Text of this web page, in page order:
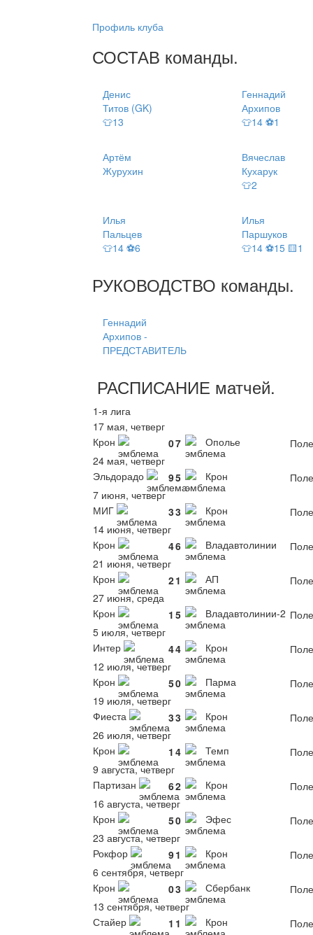
Профиль клуба
СОСТАВ команды.
Денис
Титов (GK)
👕13
Геннадий
Архипов
👕14 ⚽1
Артём
Журухин
Вячеслав
Кухарук
👕2
Илья
Пальцев
👕14 ⚽6
Илья
Паршуков
👕14 ⚽15 🟨1
РУКОВОДСТВО команды.
Геннадий
Архипов -
ПРЕДСТАВИТЕЛЬ
РАСПИСАНИЕ матчей.
1-я лига
17 мая, четверг
Крон
07 Ополье
24 мая, четверг
Эльдорадо
95 Крон
7 июня, четверг
МИГ
33 Крон
14 июня, четверг
Крон
46 Владавтолинии
21 июня, четверг
Крон
21 АП
27 июня, среда
Крон
1 5 Владавтолинии-2
5 июля, четверг
Интер
44 Крон
12 июля, четверг
Крон
50 Парма
19 июля, четверг
Фиеста
33 Крон
26 июля, четверг
Крон
1 4 Темп
9 августа, четверг
Партизан
62 Крон
16 августа, четверг
Крон
50 Эфес
23 августа, четверг
Рокфор
91 Крон
6 сентября, четверг
Крон
03 Сбербанк
13 сентября, четверг
Стайер
1 1 Крон